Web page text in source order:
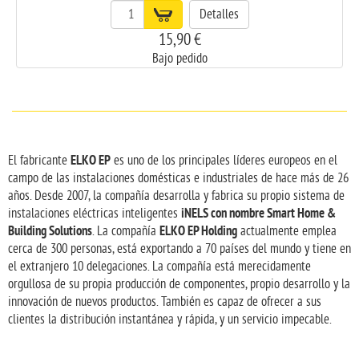
Detalles
15,90 €
Bajo pedido
El fabricante ELKO EP es uno de los principales líderes europeos en el
campo de las instalaciones domésticas e industriales de hace más de 26
años. Desde 2007, la compañía desarrolla y fabrica su propio sistema de
instalaciones eléctricas inteligentes iNELS con nombre Smart Home &
Building Solutions. La compañía ELKO EP Holding actualmente emplea
cerca de 300 personas, está exportando a 70 países del mundo y tiene en
el extranjero 10 delegaciones. La compañía está merecidamente
orgullosa de su propia producción de componentes, propio desarrollo y la
innovación de nuevos productos. También es capaz de ofrecer a sus
clientes la distribución instantánea y rápida, y un servicio impecable.